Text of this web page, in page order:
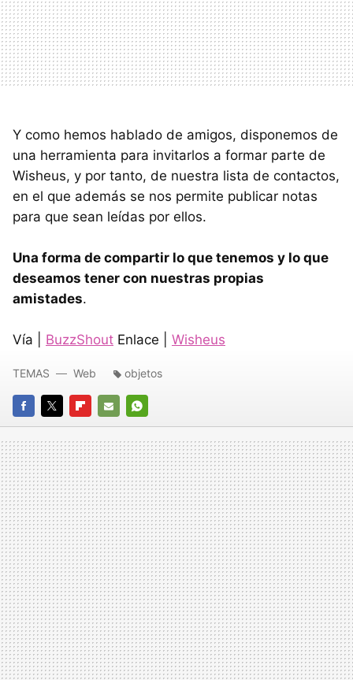
Y como hemos hablado de amigos, disponemos de
una herramienta para invitarlos a formar parte de
Wisheus, y por tanto, de nuestra lista de contactos,
en el que además se nos permite publicar notas
para que sean leídas por ellos.
Una forma de compartir lo que tenemos y lo que
deseamos tener con nuestras propias
amistades.
Vía | BuzzShout Enlace | Wisheus
FACEBOOK
TWITTERFLIPBOARD
E-
MAIL
WHATSAPP
TEMAS Web objetos